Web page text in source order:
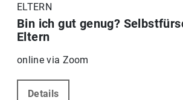
ELTERN
Bin ich gut genug?
Eltern
online via Zoom
Details